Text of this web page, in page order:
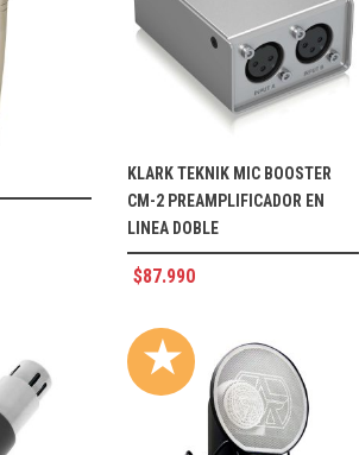
KLARK TEKNIK MIC BOOSTER
CM-2 PREAMPLIFICADOR EN
LINEA DOBLE
$87.990
★